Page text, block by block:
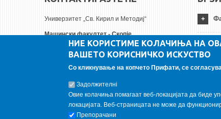
Универзитет „Св. Кирил и Методиј“
Машински факултет - Скопје
Руѓер Бошковиќ бр.18
1000 Скопје, Република Северна Македонија
+ 389 2 3099-200
Е-пошта:contact@mf.edu.mk
FOLLOW US
НИЕ КОРИСТИМЕ КОЛАЧИЊА НА
ВАШЕТО КОРИСНИЧКО ИСКУСТВО
Со кликнување на копчето Прифати, се
Задолжителнi
Овие колачиња помагаат веб-локацијата да биде
локацијата. Веб-страницата не може да
Препорачани